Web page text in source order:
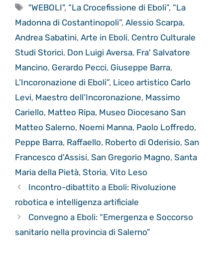
Tag
"WEBOLI", “La Crocefissione di Eboli”, “La
Madonna di Costantinopoli”, Alessio Scarpa,
Andrea Sabatini, Arte in Eboli, Centro Culturale
Studi Storici, Don Luigi Aversa, Fra' Salvatore
Mancino, Gerardo Pecci, Giuseppe Barra,
L’Incoronazione di Eboli”, Liceo artistico Carlo
Levi, Maestro dell’Incoronazione, Massimo
Cariello, Matteo Ripa, Museo Diocesano San
Matteo Salerno, Noemi Manna, Paolo Loffredo,
Peppe Barra, Raffaello, Roberto di Oderisio, San
Francesco d'Assisi, San Gregorio Magno, Santa
Maria della Pietà, Storia, Vito Leso
Incontro-dibattito a Eboli: Rivoluzione
robotica e intelligenza artificiale
Convegno a Eboli: “Emergenza e Soccorso
sanitario nella provincia di Salerno”